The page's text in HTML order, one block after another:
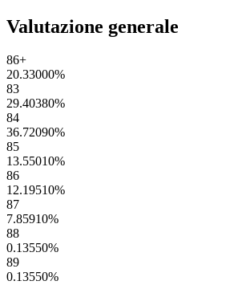
Valutazione generale
86+
20.33000%
83
29.40380%
84
36.72090%
85
13.55010%
86
12.19510%
87
7.85910%
88
0.13550%
89
0.13550%